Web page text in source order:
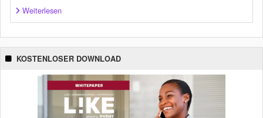
Weiterlesen
KOSTENLOSER DOWNLOAD